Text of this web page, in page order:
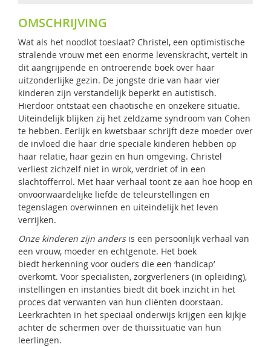
OMSCHRIJVING
Wat als het noodlot toeslaat? Christel, een optimistische
stralende vrouw met een enorme levenskracht, vertelt in
dit aangrijpende en ontroerende boek over haar
uitzonderlijke gezin. De jongste drie van haar vier
kinderen zijn verstandelijk beperkt en autistisch.
Hierdoor ontstaat een chaotische en onzekere situatie.
Uiteindelijk blijken zij het zeldzame syndroom van Cohen
te hebben. Eerlijk en kwetsbaar schrijft deze moeder over
de invloed die haar drie speciale kinderen hebben op
haar relatie, haar gezin en hun omgeving. Christel
verliest zichzelf niet in wrok, verdriet of in een
slachtofferrol. Met haar verhaal toont ze aan hoe hoop en
onvoorwaardelijke liefde de teleurstellingen en
tegenslagen overwinnen en uiteindelijk het leven
verrijken.
Onze kinderen zijn andersis een persoonlijk verhaal van
een vrouw, moeder en echtgenote. Het boek
biedt herkenning voor ouders die een ‘handicap’
overkomt. Voor specialisten, zorgverleners (in opleiding),
instellingen en instanties biedt dit boek inzicht in het
proces dat verwanten van hun cliënten doorstaan.
Leerkrachten in het speciaal onderwijs krijgen een kijkje
achter de schermen over de thuissituatie van hun
leerlingen.